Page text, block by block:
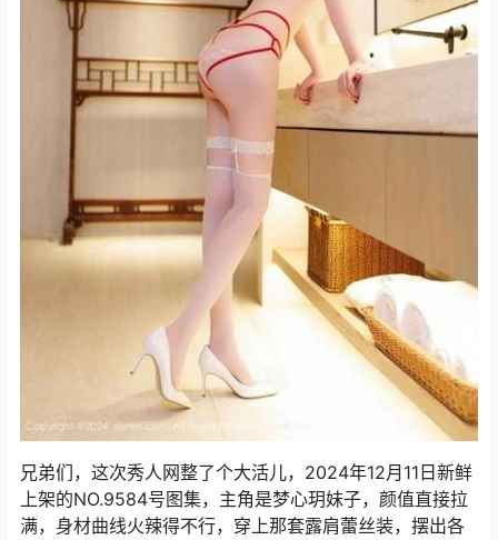
兄弟们，这次秀人网整了个大活儿，2024年12月11日新鲜
上架的NO.9584号图集，主角是梦心玥妹子，颜值直接拉
满，身材曲线火辣得不行，穿上那套露肩蕾丝装，摆出各